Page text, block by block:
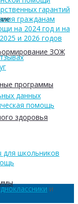
ЗОЖ
программы
здоровья
гарантий
гражданам
на 2024 год и на
и 2026 годов
данных
помощь
для школьников
и